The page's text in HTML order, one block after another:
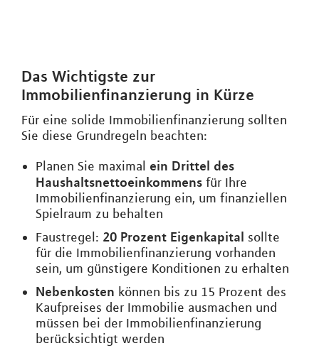
Das Wichtigste zur
Immobilienfinanzierung in Kürze
Für eine solide Immobilienfinanzierung sollten
Sie diese Grundregeln beachten:
Planen Sie maximal ein Drittel des
Haushaltsnettoeinkommens für Ihre
Immobilienfinanzierung ein, um finanziellen
Spielraum zu behalten
Faustregel: 20 Prozent Eigenkapital sollte
für die Immobilienfinanzierung vorhanden
sein, um günstigere Konditionen zu erhalten
Nebenkosten können bis zu 15 Prozent des
Kaufpreises der Immobilie ausmachen und
müssen bei der Immobilienfinanzierung
berücksichtigt werden